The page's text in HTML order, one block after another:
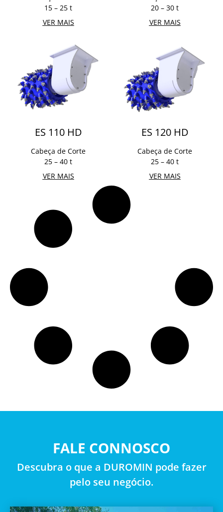
15 – 25 t
VER MAIS
20 – 30 t
VER MAIS
ES 110 HD
Cabeça de Corte
25 – 40 t
VER MAIS
ES 120 HD
Cabeça de Corte
25 – 40 t
VER MAIS
FALE CONNOSCO
Descubra o que a DUROMIN pode fazer
pelo seu negócio.